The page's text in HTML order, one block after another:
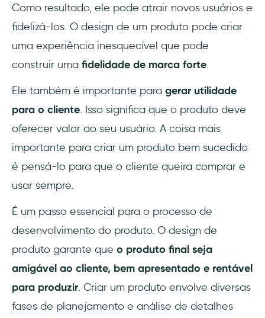
Como resultado, ele pode atrair novos usuários e
fidelizá-los. O design de um produto pode criar
uma experiência inesquecível que pode
construir uma fidelidade de marca forte.
Ele também é importante para gerar utilidade
para o cliente. Isso significa que o produto deve
oferecer valor ao seu usuário. A coisa mais
importante para criar um produto bem sucedido
é pensá-lo para que o cliente queira comprar e
usar sempre.
É um passo essencial para o processo de
desenvolvimento do produto. O design de
produto garante que o produto final seja
amigável ao cliente, bem apresentado e rentável
para produzir. Criar um produto envolve diversas
fases de planejamento e análise de detalhes